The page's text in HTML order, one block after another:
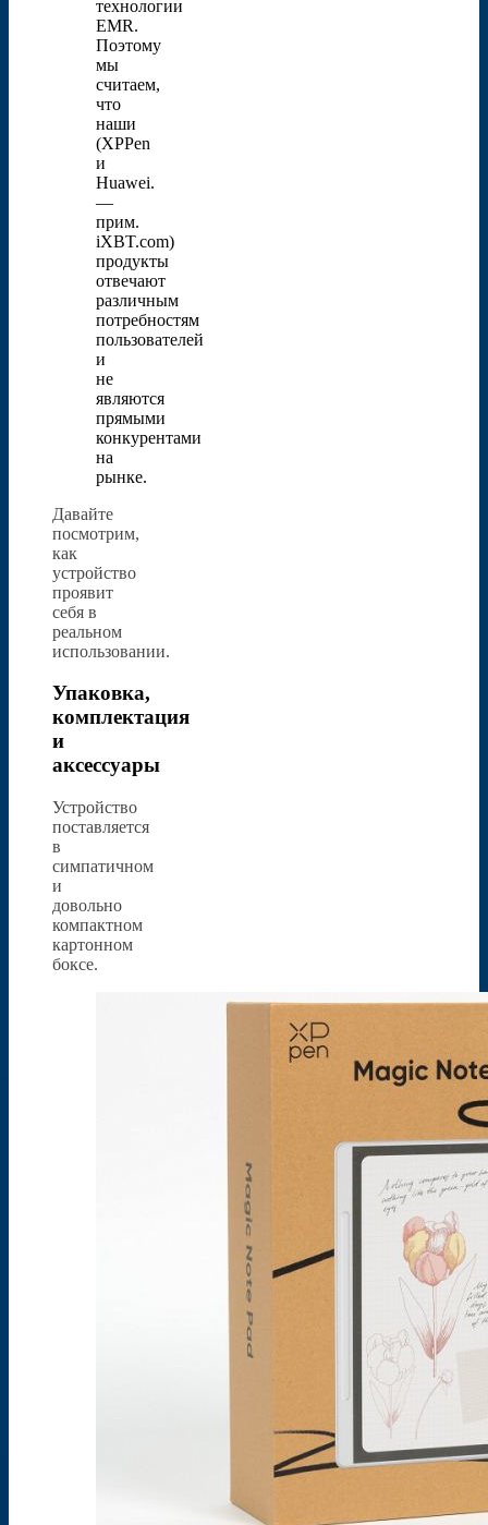
технологии
EMR.
Поэтому
мы
считаем,
что
наши
(XPPen
и
Huawei.
—
прим.
iXBT.com)
продукты
отвечают
различным
потребностям
пользователей
и
не
являются
прямыми
конкурентами
на
рынке.
Давайте
посмотрим,
как
устройство
проявит
себя в
реальном
использовании.
Упаковка,
комплектация
и
аксессуары
Устройство
поставляется
в
симпатичном
и
довольно
компактном
картонном
боксе.